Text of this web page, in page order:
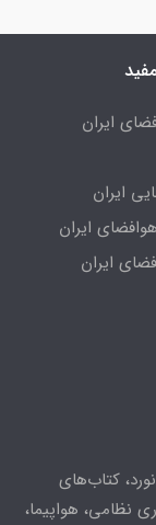
ایران
ایران
ایران
ایران
کتاب‌های
نظامی، هواپیما،